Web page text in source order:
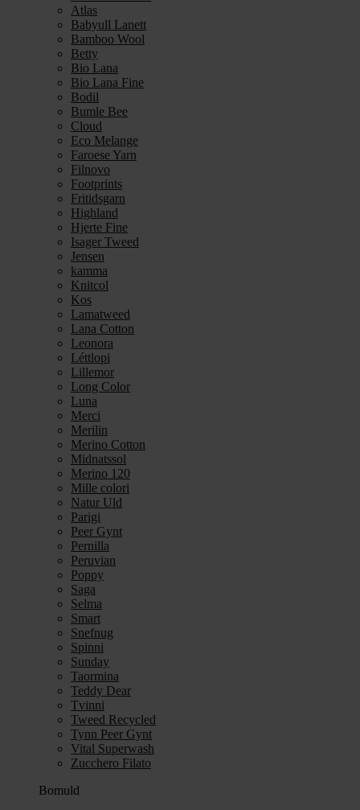
Atlas
Babyull Lanett
Bamboo Wool
Betty
Bio Lana
Bio Lana Fine
Bodil
Bumle Bee
Cloud
Eco Melange
Faroese Yarn
Filnovo
Footprints
Fritidsgarn
Highland
Hjerte Fine
Isager Tweed
Jensen
kamma
Knitcol
Kos
Lamatweed
Lana Cotton
Leonora
Léttlopi
Lillemor
Long Color
Luna
Merci
Merilin
Merino Cotton
Midnatssol
Merino 120
Mille colori
Natur Uld
Parigi
Peer Gynt
Pernilla
Peruvian
Poppy
Saga
Selma
Smart
Snefnug
Spinni
Sunday
Taormina
Teddy Dear
Tvinni
Tweed Recycled
Tynn Peer Gynt
Vital Superwash
Zucchero Filato
Bomuld